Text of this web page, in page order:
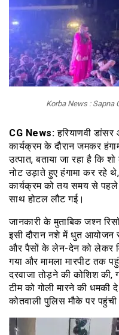
Korba News : Sapna
CG News:हरियाणवी
कार्यक्रम के दौरान जमकर
उत्पात, बताया जा रहा है कि
नोट उड़ाते हुए हंगामा कर रहे
कार्यक्रम को तय समय से
साथ होटल लौट गई।
जानकारी के मुताबिक जश्न
इसी दौरान नशे में धुत आयोजन
और पैसों के लेन-देन को लेकर
गया और मामला मारपीट तक
दरवाजा तोड़ने की कोशिश की,
टीम को गोली मारने की धमकी
कोतवाली पुलिस मौके पर